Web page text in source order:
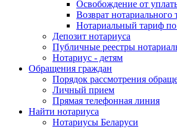
Освобождение от
Возврат нотариального
Нотариальный тариф
Депозит нотариуса
Публичные реестры
Нотариус - детям
Обращения граждан
Порядок рассмотрения
Личный прием
Прямая телефонная линия
Найти нотариуса
Нотариусы Беларуси